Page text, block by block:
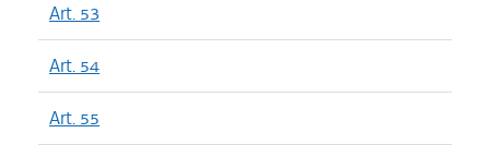
Art. 53
Art. 54
Art. 55